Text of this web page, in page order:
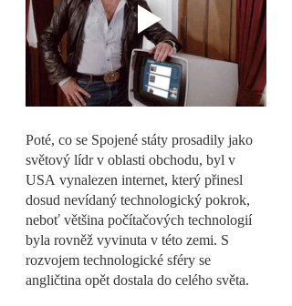
Poté, co se Spojené státy prosadily jako
světový lídr v oblasti obchodu, byl v
USA vynalezen internet, který přinesl
dosud nevídaný technologický pokrok,
neboť většina počítačových technologií
byla rovněž vyvinuta v této zemi. S
rozvojem technologické sféry se
angličtina opět dostala do celého světa.